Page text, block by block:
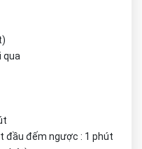
qua
đầu đếm ngược : 1 phút